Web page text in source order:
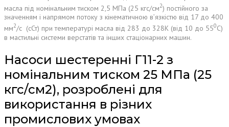
масла під номінальним тиском 2,5 МПа (25 кгс/см2) постійного за
значенням і напрямом потоку з кінематичною в’язкістю від 17 до 400
мм2/с (сСт) при температурі масла від 283 до 328К (від 10 до 550С)
в мастильні системи верстатів та інших стаціонарних машин.
Насоси шестеренні Г11-2 з
номінальним тиском 25 МПа (25
кгс/см2), розроблені для
використання в різних
промислових умовах